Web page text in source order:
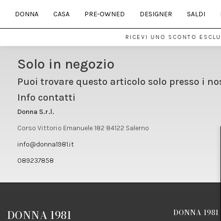
DONNA CASA PRE-OWNED DESIGNER SALDI
RICEVI UNO SCONTO
Solo in negozio
Puoi trovare questo articolo solo presso i
Info contatti
Donna S.r.l.
Corso Vittorio Emanuele 182 84122 Salerno
info@donna1981.it
089237858
DONNA 1981 DONNA 1981